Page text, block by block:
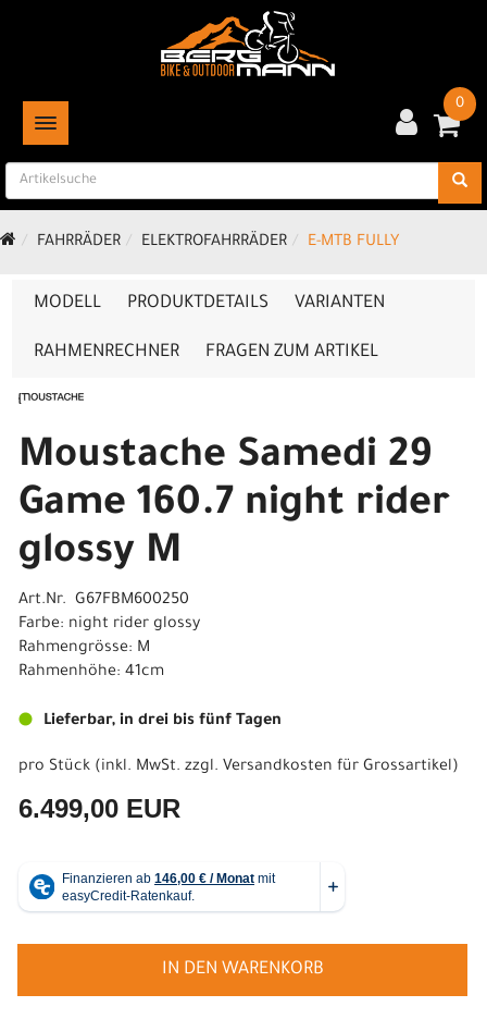
TOGGLE NAVIGATION
0
FAHRRÄDER ELEKTROFAHRRÄDER E-MTB FULLY
MODELL PRODUKTDETAILS VARIANTEN
RAHMENRECHNER FRAGEN ZUM ARTIKEL
Moustache Samedi 29
Game 160.7 night rider
glossy M
Art.Nr. G67FBM600250
Farbe: night rider glossy
Rahmengrösse: M
Rahmenhöhe: 41cm
Lieferbar, in drei bis fünf Tagen
pro Stück (inkl. MwSt. zzgl. Versandkosten für Grossartikel)
6.499,00 EUR
IN DEN WARENKORB